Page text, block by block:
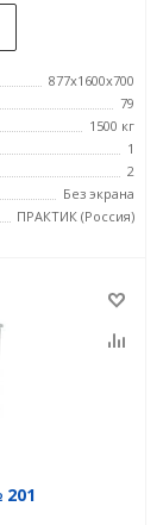
877х1600х700
79
1500 кг
1
2
Без экрана
ПРАКТИК (Россия)